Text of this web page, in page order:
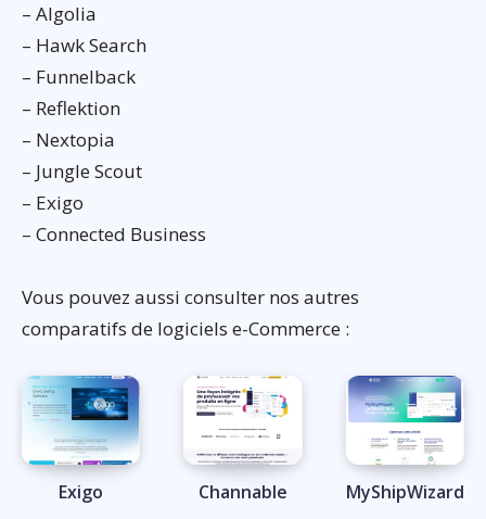
– Algolia
– Hawk Search
– Funnelback
– Reflektion
– Nextopia
– Jungle Scout
– Exigo
– Connected Business
Vous pouvez aussi consulter nos autres
comparatifs de logiciels e-Commerce :
Exigo Channable MyShipWizard